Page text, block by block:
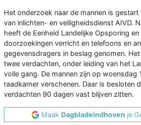
Het onderzoek naar de mannen is
van inlichten- en veiligheidsdienst AIVD.
heeft de Eenheid Landelijke Opsporing
doorzoekingen verricht en telefoons en
gegevensdragers in beslag genomen.
twee verdachten, onder leiding van het
volle gang. De mannen zijn op woensdag
raadkamer verschenen. Daar is besloten
verdachten 90 dagen vast blijven zitten.
Maak Dagbladeindhoven je